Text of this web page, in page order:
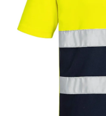
% OUTLET
Predajne Kontakt
Doprava, platba a
Formulár na výmenu tovaru
Akcie v predajniach
Formulár na vrátenie tovaru /
Obchodné podmienky